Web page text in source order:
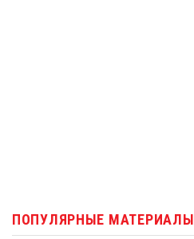
ПОПУЛЯРНЫЕ МАТЕРИАЛЫ